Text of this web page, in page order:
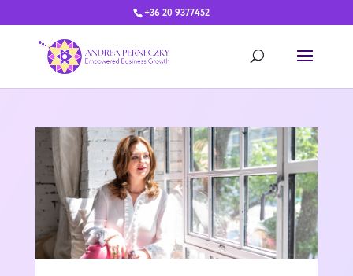
+36 20 9377452